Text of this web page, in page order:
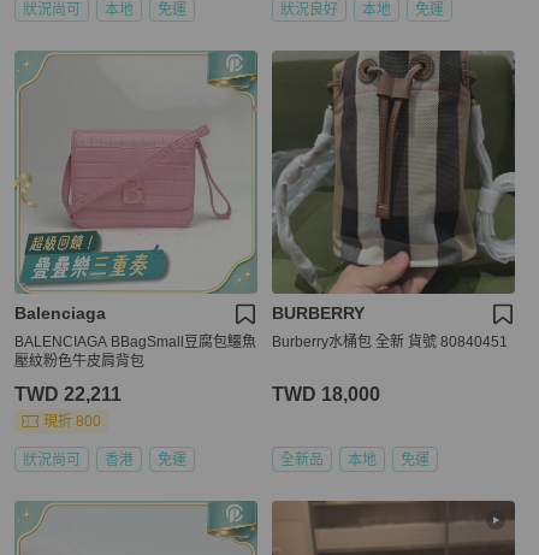
狀況尚可 本地 免運 狀況良好 本地 免運
Balenciaga
BALENCIAGA BBagSmall豆腐包鱷魚
壓紋粉色牛皮肩背包
TWD 22,211
現折 800
狀況尚可 香港 免運
BURBERRY
Burberry水桶包 全新 貨號 80840451
TWD 18,000
全新品 本地 免運